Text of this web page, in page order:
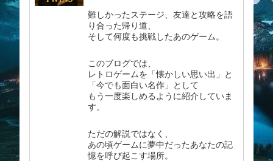
難しかったステージ、友達と攻略を語
り合った帰り道、
そして何度も挑戦したあのゲーム。
このブログでは、
レトロゲームを「懐かしい思い出」と
「今でも面白い名作」として
もう一度楽しめるように紹介していま
す。
ただの解説ではなく、
あの頃ゲームに夢中だったあなたの記
憶を呼び起こす場所。